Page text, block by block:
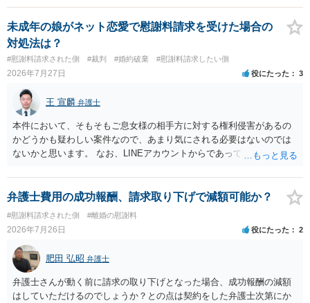
る旨の交渉をすることが妥当かどうかという基準はありません。
公序良俗に反するような金額では、その条項自体が無効になり得ます
が、 ２００万円でも、５０万円でも、公序良俗に反するほど高額
とはいえないと考えますので、 結局は、妥当かどうかというより
も、ご自身が納得できるかどうかという基準でお考えいただくといい
と思います。 そのうえで、合意できるかは、相手も納得できるか
否かにかかってはきますが。 ４ 質問④ ご記載の内容からは判断
できないのですが、 清算条項を記載しないで合意することはリス
クがありますので、むしろ、原則としては、清算条項を記載するべき
であるとお考えいただくといいです。 ご質問に対する回答は以上で
すが、可能であれば、ご依頼になるかは別として、お近くの弁護士に
直接相談されて、 今後の対応についてアドバイス等を求めることを
される可能性はあるのか ⇒LINEを含む１００万円の貸付に至るまでの
やり取り等の経緯、誓約書の内容等を踏まえて、関係を清算するため
の 金銭であったと評価される可能性はあると考えます。 ② 「今後一
切関与しないなら100万円振り込む」というLINEや誓約書は、裁判上
どの程度証拠価値があるのか ⇒前後のやり取りや誓約書の具体的内容
を見ない限り、具体的な判断はできませんが、一定の証拠価値はある
と考えます。 ③ 借用書があっても、後から100万円を貸付扱いに変更
することは認められるのか。 ⇒おそらく１００万円は不当利得（受け
取る正当な権利がないのに利益を取得した）として返還請求されてい
るものかと推察しますので、 貸金返還ではないかと存じます。 ④ 私
は現在、収入も不安定で貯金もなくリボ払い借金が既に約100万あり。
今年に再婚したが主人はお金に厳しい為、一括で220万円を支払う事は
困難 仮に裁判で敗訴した場合でも、分割払いになる可能性はあります
か。 ⇒判決となり敗訴してしまった場合は、強制執行により不動産等
の財産を差し押さえられ、そこから債権回収が図られることになりま
すが、 和解であれば柔軟な解決が可能ですので、その場合は分割払
いにより支払うことも十分可能です。 ⑤ このような事情であれば、私
は120万円のみ和解交渉を続けるべきでしょうか。 ⇒ご相談者様の認
識を前提にすれば、１００万円も含めて返済する必要はないと考えら
れるため、 120万円のみについて交渉を続けることがベターかと存じ
ます。
未成年の娘がネット恋愛で慰謝料請求を受けた場合の
対処法は？
#慰謝料請求された側 #裁判 #婚約破棄 #慰謝料請求したい側
2026年7月27日 役にたった 3
王 宣麟 弁護士
本件において、そもそもご息女様の相手方に対する権利侵害があるの
かどうかも疑わしい案件なので、あまり気にされる必要はないのでは
ないかと思います。 なお、LINEアカウントからであっても、そこに紐
るパターンはありえるものの、本件のような精神的損害が発生したと
明確にいえないような案件において開示がなされる可能性も低いので
弁護士費用の成功報酬、請求取り下げで減額可能か？
#慰謝料請求された側 #離婚の慰謝料
2026年7月26日 役にたった 2
肥田 弘昭 弁護士
弁護士さんが動く前に請求の取り下げとなった場合、成功報酬の減額
はしていただけるのでしょうか？との点は契約をした弁護士次第にか